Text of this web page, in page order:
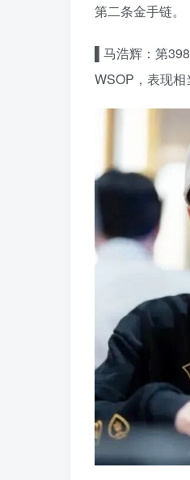
第二条金手链。
▌马浩辉：第
WSOP，表现相